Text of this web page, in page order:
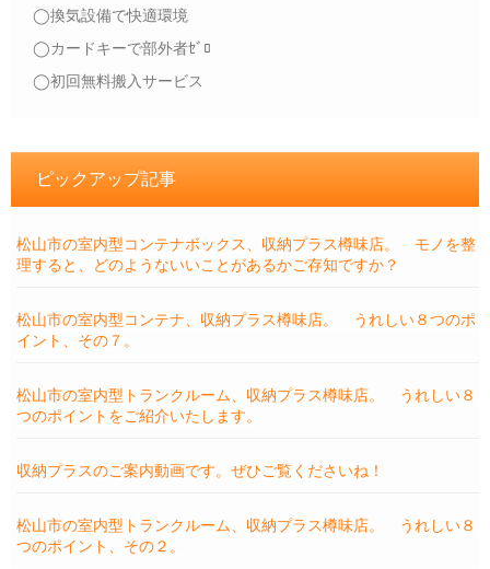
◯換気設備で快適環境
◯カードキーで部外者ｾﾞﾛ
◯初回無料搬入サービス
ピックアップ記事
松山市の室内型コンテナボックス、収納プラス樽味店。 モノを整
理すると、どのようないいことがあるかご存知ですか？
松山市の室内型コンテナ、収納プラス樽味店。 うれしい８つのポ
イント、その７。
松山市の室内型トランクルーム、収納プラス樽味店。 うれしい８
つのポイントをご紹介いたします。
収納プラスのご案内動画です。ぜひご覧くださいね！
松山市の室内型トランクルーム、収納プラス樽味店。 うれしい８
つのポイント、その２。